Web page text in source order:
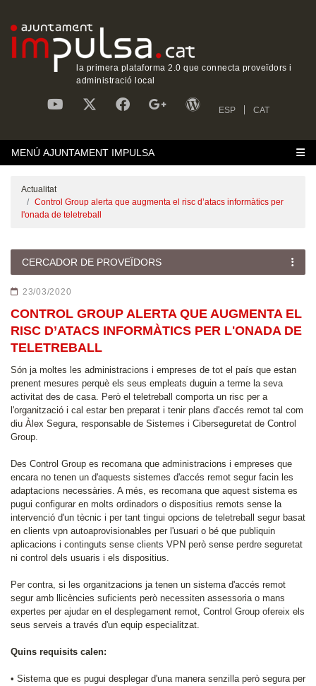
la primera plataforma 2.0 que connecta proveïdors i
administració local
ESP CAT
MENÚ AJUNTAMENT IMPULSA
Actualitat
‎Control Group alerta que augmenta el risc d’atacs informàtics per
l'onada de teletreball
CERCADOR DE PROVEÏDORS
23/03/2020
‎CONTROL GROUP ALERTA QUE AUGMENTA EL
RISC D’ATACS INFORMÀTICS PER L'ONADA DE
TELETREBALL
Són ja moltes les administracions i empreses de tot el país que estan
prenent mesures perquè els seus empleats duguin a terme la seva
activitat des de casa. Però el teletreball comporta un risc per a
l'organització i cal estar ben preparat i tenir plans d'accés remot tal com
diu Àlex Segura, responsable de Sistemes i Ciberseguretat de Control
Group.
Des Control Group es recomana que administracions i empreses que
encara no tenen un d'aquests sistemes d'accés remot segur facin les
adaptacions necessàries. A més, es recomana que aquest sistema es
pugui configurar en molts ordinadors o dispositius remots sense la
intervenció d'un tècnic i per tant tingui opcions de teletreball segur basat
en clients vpn autoaprovisionables per l'usuari o bé que publiquin
aplicacions i continguts sense clients VPN però sense perdre seguretat
ni control dels usuaris i els dispositius.
Per contra, si les organitzacions ja tenen un sistema d'accés remot
segur amb llicències suficients però necessiten assessoria o mans
expertes per ajudar en el desplegament remot, Control Group ofereix els
seus serveis a través d'un equip especialitzat.
Quins requisits calen:
• Sistema que es pugui desplegar d'una manera senzilla però segura per